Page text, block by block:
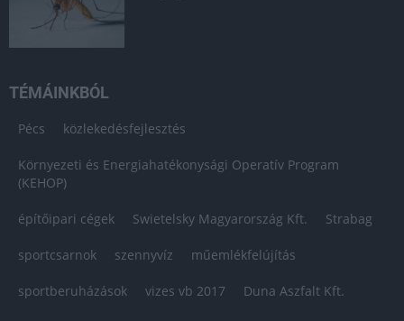
TÉMÁINKBÓL
Pécs közlekedésfejlesztés
Környezeti és Energiahatékonysági Operatív Program
(KEHOP)
építőipari cégek Swietelsky Magyarország Kft. Strabag
sportcsarnok szennyvíz műemlékfelújítás
sportberuházások vizes vb 2017 Duna Aszfalt Kft.